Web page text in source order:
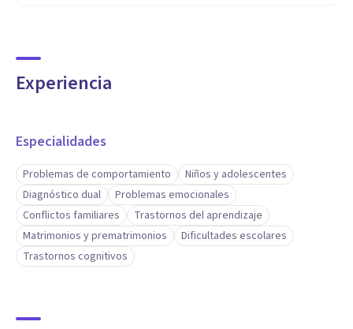
Experiencia
Especialidades
Problemas de comportamiento
Niños y adolescentes
Diagnóstico dual
Problemas emocionales
Conflictos familiares
Trastornos del aprendizaje
Matrimonios y prematrimonios
Dificultades escolares
Trastornos cognitivos